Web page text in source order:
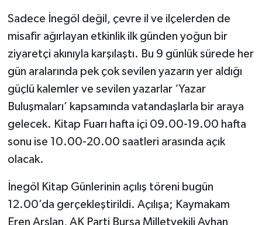
Sadece İnegöl değil, çevre il ve ilçelerden de
misafir ağırlayan etkinlik ilk günden yoğun bir
ziyaretçi akınıyla karşılaştı. Bu 9 günlük sürede her
gün aralarında pek çok sevilen yazarın yer aldığı
güçlü kalemler ve sevilen yazarlar ‘Yazar
Buluşmaları’ kapsamında vatandaşlarla bir araya
gelecek. Kitap Fuarı hafta içi 09.00-19.00 hafta
sonu ise 10.00-20.00 saatleri arasında açık
olacak.
İnegöl Kitap Günlerinin açılış töreni bugün
12.00’da gerçekleştirildi. Açılışa; Kaymakam
Eren Arslan, AK Parti Bursa Milletvekili Ayhan